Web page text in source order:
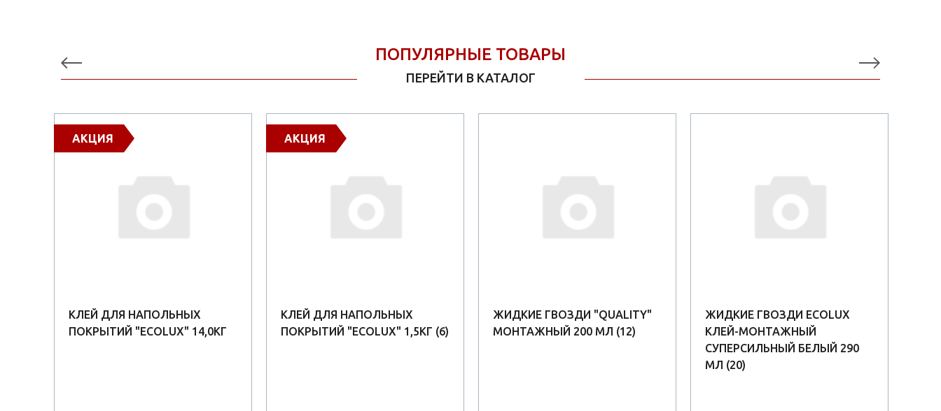
ПОПУЛЯРНЫЕ ТОВАРЫ
ПЕРЕЙТИ В КАТАЛОГ
АКЦИЯ
КЛЕЙ ДЛЯ НАПОЛЬНЫХ
ПОКРЫТИЙ "ECOLUX" 14,0КГ
АКЦИЯ
КЛЕЙ ДЛЯ НАПОЛЬНЫХ
ПОКРЫТИЙ "ECOLUX" 1,5КГ (6)
ЖИДКИЕ ГВОЗДИ "QUALITY"
МОНТАЖНЫЙ 200 МЛ (12)
ЖИДКИЕ ГВОЗДИ ECOLUX
КЛЕЙ-МОНТАЖНЫЙ
СУПЕРСИЛЬНЫЙ БЕЛЫЙ 290
МЛ (20)